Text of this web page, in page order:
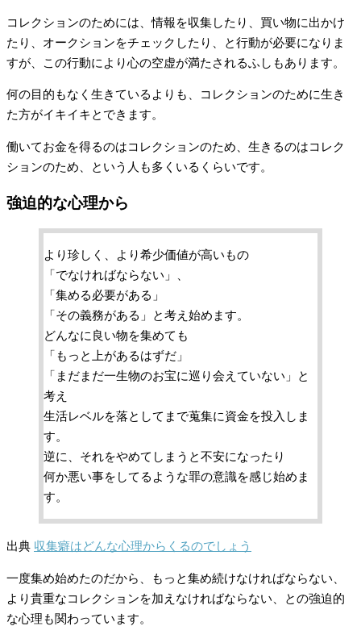
コレクションのためには、情報を収集したり、買い物に出かけ
たり、オークションをチェックしたり、と行動が必要になりま
すが、この行動により心の空虚が満たされるふしもあります。
何の目的もなく生きているよりも、コレクションのために生き
た方がイキイキとできます。
働いてお金を得るのはコレクションのため、生きるのはコレク
ションのため、という人も多くいるくらいです。
強迫的な心理から
より珍しく、より希少価値が高いもの
「でなければならない」、
「集める必要がある」
「その義務がある」と考え始めます。
どんなに良い物を集めても
「もっと上があるはずだ」
「まだまだ一生物のお宝に巡り会えていない」と
考え
生活レベルを落としてまで蒐集に資金を投入しま
す。
逆に、それをやめてしまうと不安になったり
何か悪い事をしてるような罪の意識を感じ始めま
す。
出典 収集癖はどんな心理からくるのでしょう
一度集め始めたのだから、もっと集め続けなければならない、
より貴重なコレクションを加えなければならない、との強迫的
な心理も関わっています。